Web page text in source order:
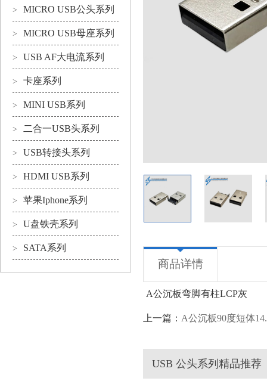
> MICRO USB公头系列
> MICRO USB母座系列
> USB AF大电流系列
> 卡座系列
> MINI USB系列
> 二合一USB头系列
> USB转接头系列
> HDMI USB系列
> 苹果Iphone系列
> U盘铁壳系列
> SATA系列
商品详情
A公沉板弯脚有柱LCP灰
上一篇： A公沉板90度短体
USB 公头系列精品推荐